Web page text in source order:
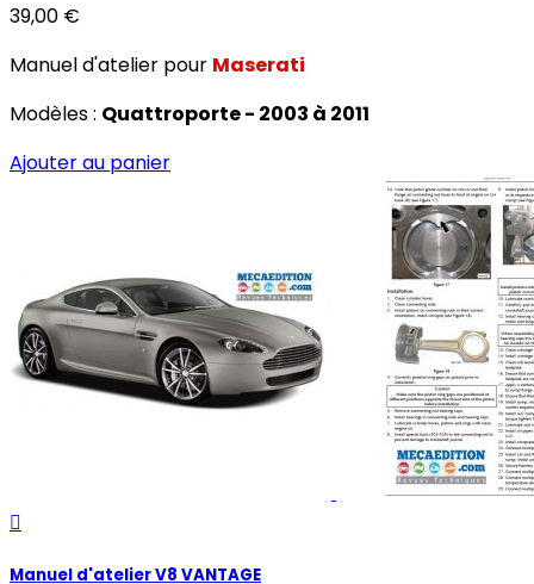
39,00 €
Manuel d'atelier pour Maserati
Modèles : Quattroporte - 2003 à 2011
Ajouter au panier

Manuel d'atelier V8 VANTAGE